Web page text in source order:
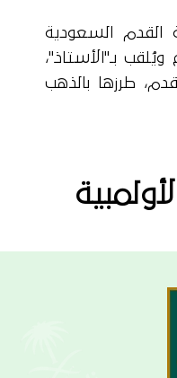
القدم السعودية
بـ"الأستاذ"،
القدم، طرزها بالذهب